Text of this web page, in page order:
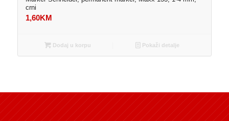
crni
1,60KM
Dodaj u korpu Pokaži detalje